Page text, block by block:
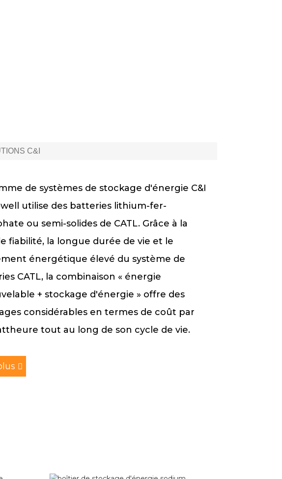
C&I
de systèmes de stockage d'énergie C&I
utilise des batteries lithium-fer-
ou semi-solides de CATL. Grâce à la
fiabilité, la longue durée de vie et le
énergétique élevé du système de
CATL, la combinaison « énergie
+ stockage d'énergie » offre des
considérables en termes de coût par
tout au long de son cycle de vie.